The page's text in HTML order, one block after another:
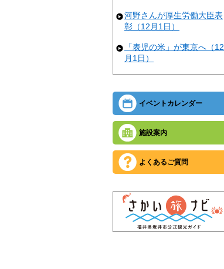
河野さんが厚生労働大臣表
彰（12月1日）
「表児の米」が東京へ（12
月1日）
イベントカレンダー
施設案内
よくあるご質問